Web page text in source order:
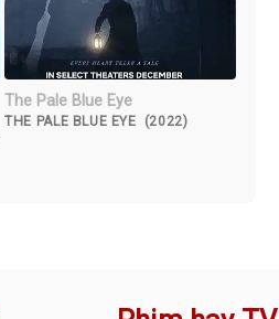
The Pale Blue Eye
THE PALE BLUE EYE (2022)